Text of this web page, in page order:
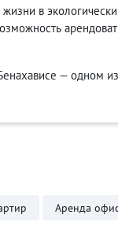
в
— одном
Аренда